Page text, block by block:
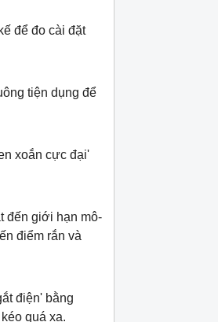
Mr.Việt
để đo cài đặt
tiện dụng để
xoắn cực đại'
đến giới hạn mô-
điểm rắn và
điện' bằng
quá xa.